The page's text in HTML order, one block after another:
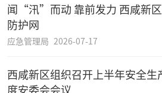
闻“汛”而动 靠前发力 西咸新区扎实筑牢汛期安全
防护网
应急管理局 2026-07-17
西咸新区组织召开上半年安全
度安委会会议